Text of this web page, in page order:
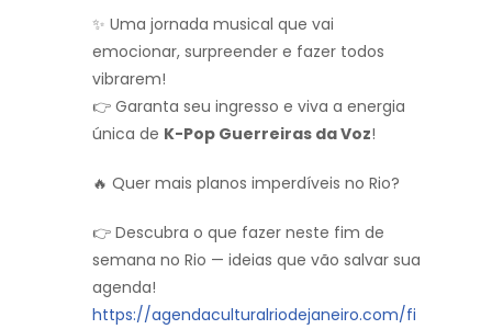
✨ Uma jornada musical que vai
emocionar, surpreender e fazer todos
vibrarem!
👉 Garanta seu ingresso e viva a energia
única de K-Pop Guerreiras da Voz!
🔥 Quer mais planos imperdíveis no Rio?
👉 Descubra o que fazer neste fim de
semana no Rio — ideias que vão salvar sua
agenda!
https://agendaculturalriodejaneiro.com/fi